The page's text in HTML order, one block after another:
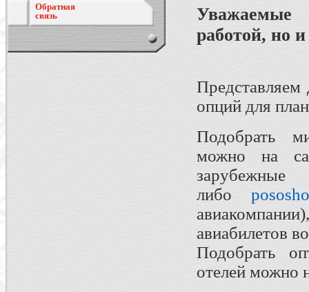
Обратная
связь
Уважаемые
работой, но
опций для
Подобрать
можно на
либо
авиабилетов
Подобрать
отелей можно